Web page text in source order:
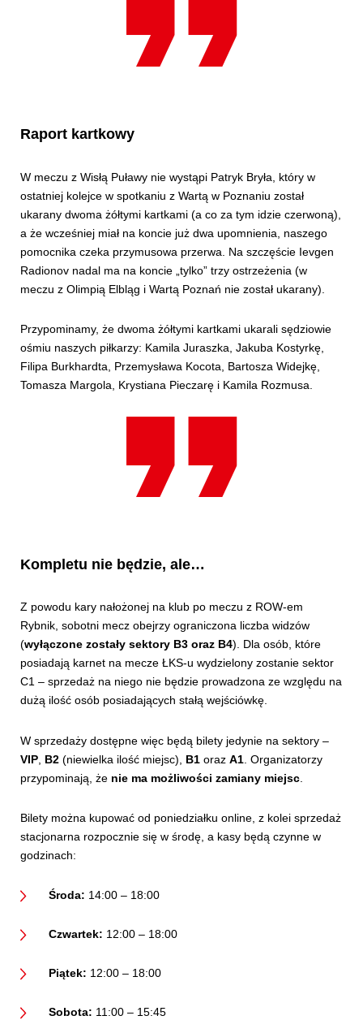
Raport kartkowy
W meczu z Wisłą Puławy nie wystąpi Patryk Bryła, który w
ostatniej kolejce w spotkaniu z Wartą w Poznaniu został
ukarany dwoma żółtymi kartkami (a co za tym idzie czerwoną),
a że wcześniej miał na koncie już dwa upomnienia, naszego
pomocnika czeka przymusowa przerwa. Na szczęście Ievgen
Radionov nadal ma na koncie „tylko” trzy ostrzeżenia (w
meczu z Olimpią Elbląg i Wartą Poznań nie został ukarany).
Przypominamy, że dwoma żółtymi kartkami ukarali sędziowie
ośmiu naszych piłkarzy: Kamila Juraszka, Jakuba Kostyrkę,
Filipa Burkhardta, Przemysława Kocota, Bartosza Widejkę,
Tomasza Margola, Krystiana Pieczarę i Kamila Rozmusa.
Kompletu nie będzie, ale…
Z powodu kary nałożonej na klub po meczu z ROW-em
Rybnik, sobotni mecz obejrzy ograniczona liczba widzów
(wyłączone zostały sektory B3 oraz B4). Dla osób, które
posiadają karnet na mecze ŁKS-u wydzielony zostanie sektor
C1 – sprzedaż na niego nie będzie prowadzona ze względu na
dużą ilość osób posiadających stałą wejściówkę.
W sprzedaży dostępne więc będą bilety jedynie na sektory –
VIP B2 (niewielka ilość miejsc), B1 oraz A1 . Organizatorzy
przypominają, że nie ma możliwości zamiany miejsc
Bilety można kupować od poniedziałku online, z kolei sprzedaż
stacjonarna rozpocznie się w środę, a kasy będą czynne w
godzinach:
Środa: 14:00 – 18:00
Czwartek: 12:00 – 18:00
Piątek: 12:00 – 18:00
Sobota: 11:00 – 15:45